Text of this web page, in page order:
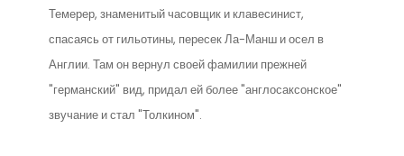
Темерер, знаменитый часовщик и клавесинист,
спасаясь от гильотины, пересек Ла-Манш и осел в
Англии. Там он вернул своей фамилии прежней
"германский" вид, придал ей более "англосаксонское"
звучание и стал "Толкином".